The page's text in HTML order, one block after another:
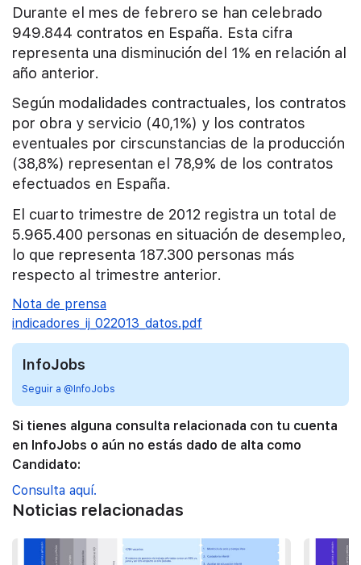
Durante el mes de febrero se han celebrado
949.844 contratos en España. Esta cifra
representa una disminución del 1% en relación al
año anterior.
Según modalidades contractuales, los contratos
por obra y servicio (40,1%) y los contratos
eventuales por cirscunstancias de la producción
(38,8%) representan el 78,9% de los contratos
efectuados en España.
El cuarto trimestre de 2012 registra un total de
5.965.400 personas en situación de desempleo,
lo que representa 187.300 personas más
respecto al trimestre anterior.
Nota de prensa
indicadores_ij_022013_datos.pdf
InfoJobs
Seguir a @InfoJobs
Si tienes alguna consulta relacionada con tu cuenta
en InfoJobs o aún no estás dado de alta como
Candidato:
Consulta aquí.
Noticias relacionadas